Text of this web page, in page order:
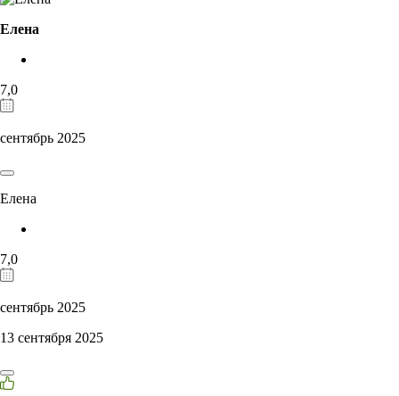
Елена
7,0
сентябрь 2025
Елена
7,0
сентябрь 2025
13 сентября 2025